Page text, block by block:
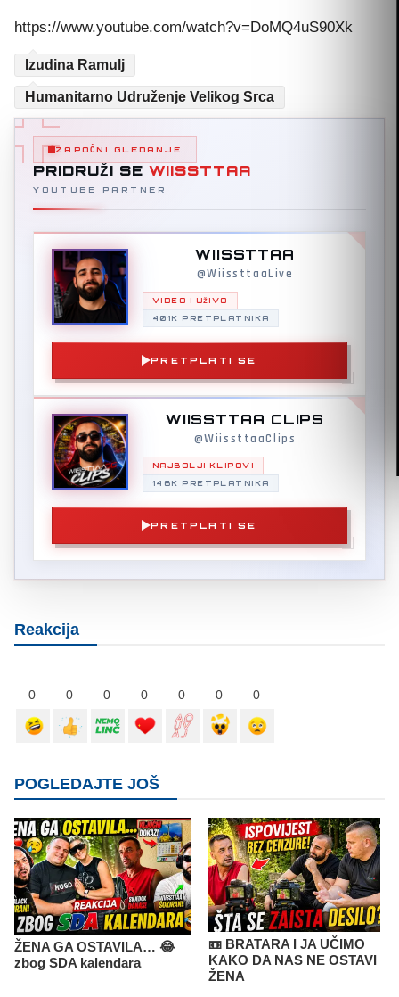
https://www.youtube.com/watch?v=DoMQ4uS90Xk
Izudina Ramulj
Humanitarno Udruženje Velikog Srca
ZAPOČNI GLEDANJE
PRIDRUŽI SE WIISSTTAA
YOUTUBE PARTNER
WIISSTTAA
@WiissttaaLive
VIDEO I UŽIVO
401K PRETPLATNIKA
PRETPLATI SE
WIISSTTAA CLIPS
@WiissttaaClips
NAJBOLJI KLIPOVI
146K PRETPLATNIKA
PRETPLATI SE
Reakcija
0 0 0 0 0 0 0
POGLEDAJTE JOŠ
ŽENA GA OSTAVILA… 😂
zbog SDA kalendara
📼 BRATARA I JA UČIMO
KAKO DA NAS NE OSTAVI
ŽENA